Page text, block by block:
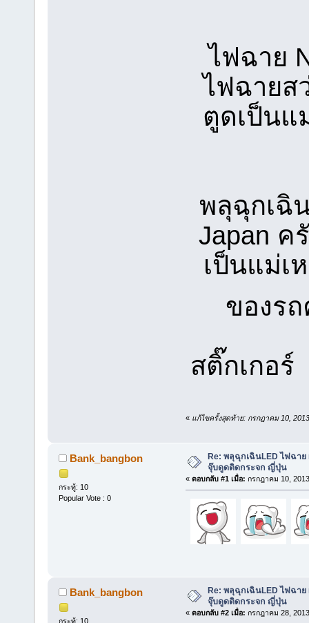
ไฟฉาย
ไฟฉายส
ตูดเป็นแ
พลุฉุกเฉิ
Japan ค
เป็นแม่เ
ของร
สติ๊กเกอ
« แก้ไขครั้งสุดท้าย: กรกฎาคม 10,
Bank_bangbon
กระทู้: 10
Popular Vote : 0
Re: พลุฉุกเฉินLED ไฟฉาย
จุ๊บดูดติดกระจก ญี่ปุ่น
« ตอบกลับ #1 เมื่อ: กรกฎาคม 10,
Bank_bangbon
กระทู้: 10
Re: พลุฉุกเฉินLED ไฟฉาย
จุ๊บดูดติดกระจก ญี่ปุ่น
« ตอบกลับ #2 เมื่อ: กรกฎาคม 28,